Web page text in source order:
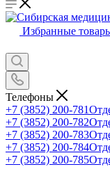
Избранные
Телефоны
+7 (3852) 200-781
+7 (3852) 200-782
+7 (3852) 200-783
+7 (3852) 200-784
+7 (3852) 200-785